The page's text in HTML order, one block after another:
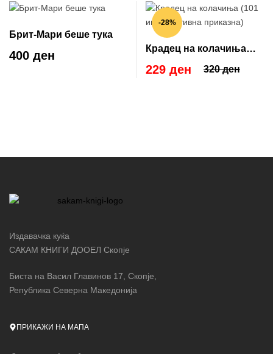
Брит-Мари беше тука
400 ден
-28%
Крадец на колачиња
(101 инспиративна
приказна)
320 ден
229 ден
Издавачка куќа
САКАМ КНИГИ ДООЕЛ Скопје
Биста на Васил Главинов 17, Скопје,
Република Северна Македонија
ПРИКАЖИ НА МАПА